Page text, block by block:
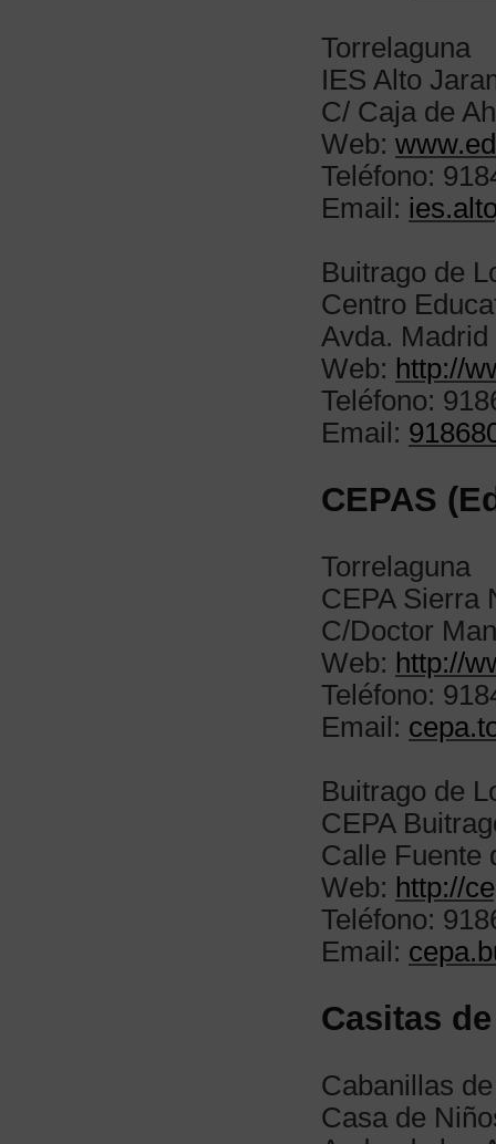
Torrelaguna
IES Alto
C/ Caja de
Web:
Teléfono:
Email:
Buitrago de
Centro
Avda. Madrid
Web: http://
Teléfono:
Email:
CEPAS
Torrelaguna
CEPA Sierra
C/Doctor
Web: http://
Teléfono:
Email:
Buitrago de
CEPA
Calle Fuente
Web: http://
Teléfono:
Email:
Casitas
Cabanillas
Casa de